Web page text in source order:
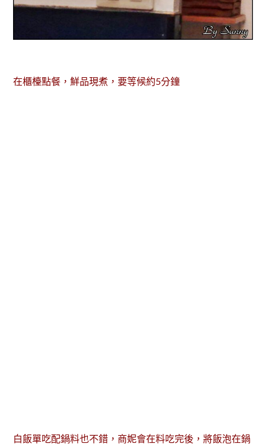
在櫃檯點餐，鮮品現煮，要等候約5分鐘
白飯單吃配鍋料也不錯，商妮會在料吃完後，將飯泡在鍋